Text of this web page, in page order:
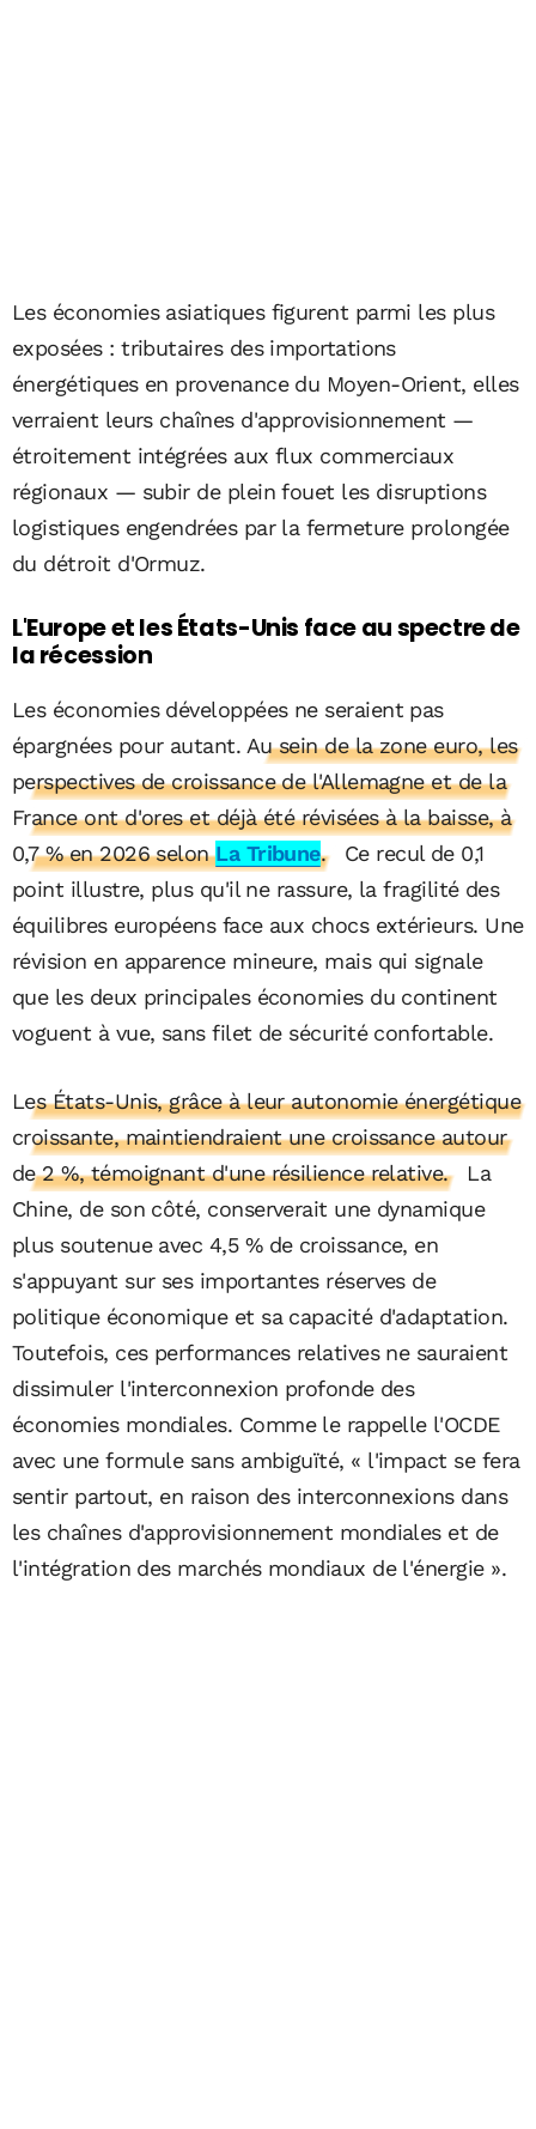
Les économies asiatiques figurent parmi les plus
exposées : tributaires des importations
énergétiques en provenance du Moyen-Orient, elles
verraient leurs chaînes d'approvisionnement —
étroitement intégrées aux flux commerciaux
régionaux — subir de plein fouet les disruptions
logistiques engendrées par la fermeture prolongée
du détroit d'Ormuz.
L'Europe et les États-Unis face au spectre de
la récession
Les économies développées ne seraient pas
épargnées pour autant. Au sein de la zone euro, les
perspectives de croissance de l'Allemagne et de la
France ont d'ores et déjà été révisées à la baisse, à
0,7 % en 2026 selonLa Tribune.
Ce recul de 0,1
point illustre, plus qu'il ne rassure, la fragilité des
équilibres européens face aux chocs extérieurs. Une
révision en apparence mineure, mais qui signale
que les deux principales économies du continent
voguent à vue, sans filet de sécurité confortable.
Les États-Unis, grâce à leur autonomie énergétique
croissante, maintiendraient une croissance autour
de 2 %, témoignant d'une résilience relative.
La
Chine, de son côté, conserverait une dynamique
plus soutenue avec 4,5 % de croissance, en
s'appuyant sur ses importantes réserves de
politique économique et sa capacité d'adaptation.
Toutefois, ces performances relatives ne sauraient
dissimuler l'interconnexion profonde des
économies mondiales. Comme le rappelle l'OCDE
avec une formule sans ambiguïté, « l'impact se fera
sentir partout, en raison des interconnexions dans
les chaînes d'approvisionnement mondiales et de
l'intégration des marchés mondiaux de l'énergie ».